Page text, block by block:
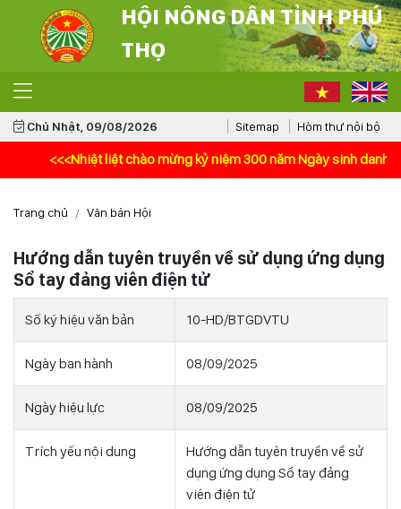
HỘI NÔNG DÂN TỈNH PHÚ
THỌ
Chủ Nhật, 09/08/2026 Sitemap Hòm thư nội bộ
<<<Nhiệt liệt chào mừng kỷ niệm 300 năm Ngày sinh danh
Trang chủ Văn bản Hội
Hướng dẫn tuyên truyền về sử dụng ứng dụng
Sổ tay đảng viên điện tử
Số ký hiệu văn bản 10-HD/BTGDVTU
Ngày ban hành 08/09/2025
Ngày hiệu lực 08/09/2025
Trích yếu nội dung
Hướng dẫn tuyên truyền về sử
dụng ứng dụng Sổ tay đảng
viên điện tử